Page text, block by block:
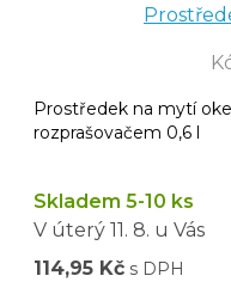
Prostředek na mytí
rozprašovačem 0,6 l
Skladem 5-10 ks
V úterý 11. 8. u Vás
114,95 Kč s DPH